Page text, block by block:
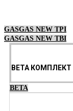
GASGAS NEW TPI
GASGAS NEW TBI
BETA КОМПЛЕКТ
BETA